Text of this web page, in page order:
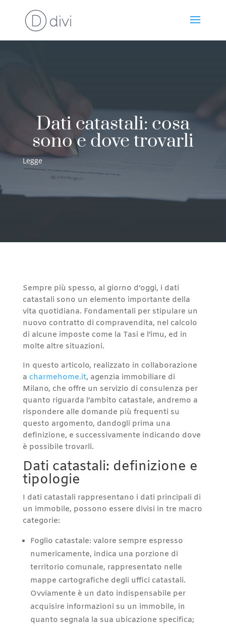
Dati catastali: cosa
sono e dove trovarli
Legge
Sempre più spesso, al giorno d’oggi, i dati
catastali sono un elemento importante della
vita quotidiana. Fondamentali per stipulare un
nuovo contratto di compravendita, nel calcolo
di alcune imposte come la Tasi e l’imu, ed in
molte altre situazioni.
In questo articolo, realizzato in collaborazione
a charmehome.it, agenzia immobiliare di
Milano, che offre un servizio di consulenza per
quanto riguarda l’ambito catastale, andremo a
rispondere alle domande più frequenti su
questo argomento, dandogli prima una
definizione, e successivamente indicando dove
è possibile trovarli.
Dati catastali: definizione e
tipologie
I dati catastali rappresentano i dati principali di
un immobile, possono essere divisi in tre macro
categorie:
Foglio catastale: valore sempre espresso
numericamente, indica una porzione di
territorio comunale, rappresentato nelle
mappe cartografiche degli uffici catastali.
Ovviamente è un dato indispensabile per
acquisire informazioni su un immobile, in
quanto segnala la sua ubicazione specifica;